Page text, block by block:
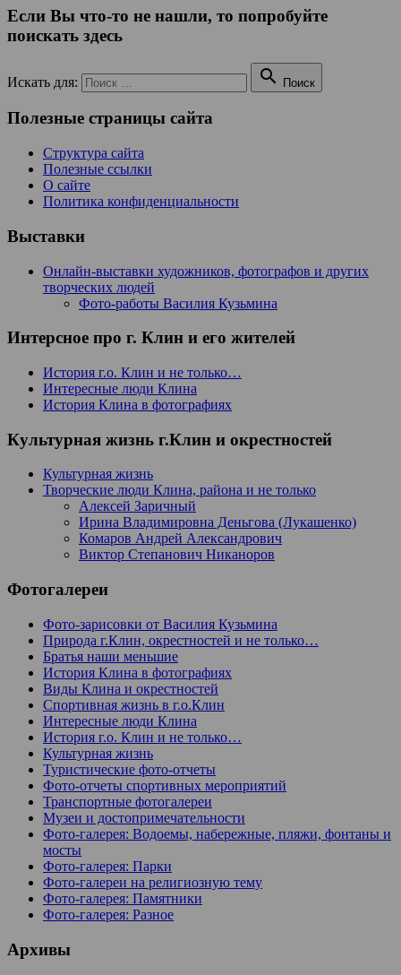
Если Вы что-то не нашли, то попробуйте
поискать здесь
Искать для:  Поиск
Полезные страницы сайта
Структура сайта
Полезные ссылки
О сайте
Политика конфиденциальности
Выставки
Онлайн-выставки художников, фотографов и других
творческих людей
Фото-работы Василия Кузьмина
Интерсное про г. Клин и его жителей
История г.о. Клин и не только…
Интересные люди Клина
История Клина в фотографиях
Культурная жизнь г.Клин и окрестностей
Культурная жизнь
Творческие люди Клина, района и не только
Алексей Заричный
Ирина Владимировна Деньгова (Лукашенко)
Комаров Андрей Александрович
Виктор Степанович Никаноров
Фотогалереи
Фото-зарисовки от Василия Кузьмина
Природа г.Клин, окрестностей и не только…
Братья наши меньшие
История Клина в фотографиях
Виды Клина и окрестностей
Спортивная жизнь в г.о.Клин
Интересные люди Клина
История г.о. Клин и не только…
Культурная жизнь
Туристические фото-отчеты
Фото-отчеты спортивных мероприятий
Транспортные фотогалереи
Музеи и достопримечательности
Фото-галерея: Водоемы, набережные, пляжи, фонтаны и
мосты
Фото-галерея: Парки
Фото-галереи на религиозную тему
Фото-галерея: Памятники
Фото-галерея: Разное
Архивы